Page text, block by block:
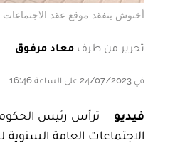
أخنوش يتفقد موقع عقد الاجتماعات
تحرير من طرف معاد مرفوق
في 24/07/2023 على الساعة 16:46
فيديو
الاجتماعات العامة